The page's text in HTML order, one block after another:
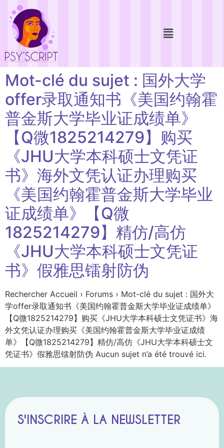
Mot-clé du sujet : 国外大学
offer录取通知书《美国约翰霍
普金斯大学毕业证成绩单》
【Q微1825214279】购买
《JHU大学本科硕士文凭证
书》海外文凭认证办理购买
《美国约翰霍普金斯大学毕业
证成绩单》【Q微
1825214279】精仿/高仿
《JHU大学本科硕士文凭证
书》假雅思镭射防伪
Rechercher Accueil › Forums › Mot-clé du sujet : 国外大
学offer录取通知书《美国约翰霍普金斯大学毕业证成绩单》
【Q微1825214279】购买《JHU大学本科硕士文凭证书》海
外文凭认证办理购买《美国约翰霍普金斯大学毕业证成绩
单》【Q微1825214279】精仿/高仿《JHU大学本科硕士文
凭证书》假雅思镭射防伪 Aucun sujet n’a été trouvé ici.
S'INSCRIRE À LA NEWSLETTER